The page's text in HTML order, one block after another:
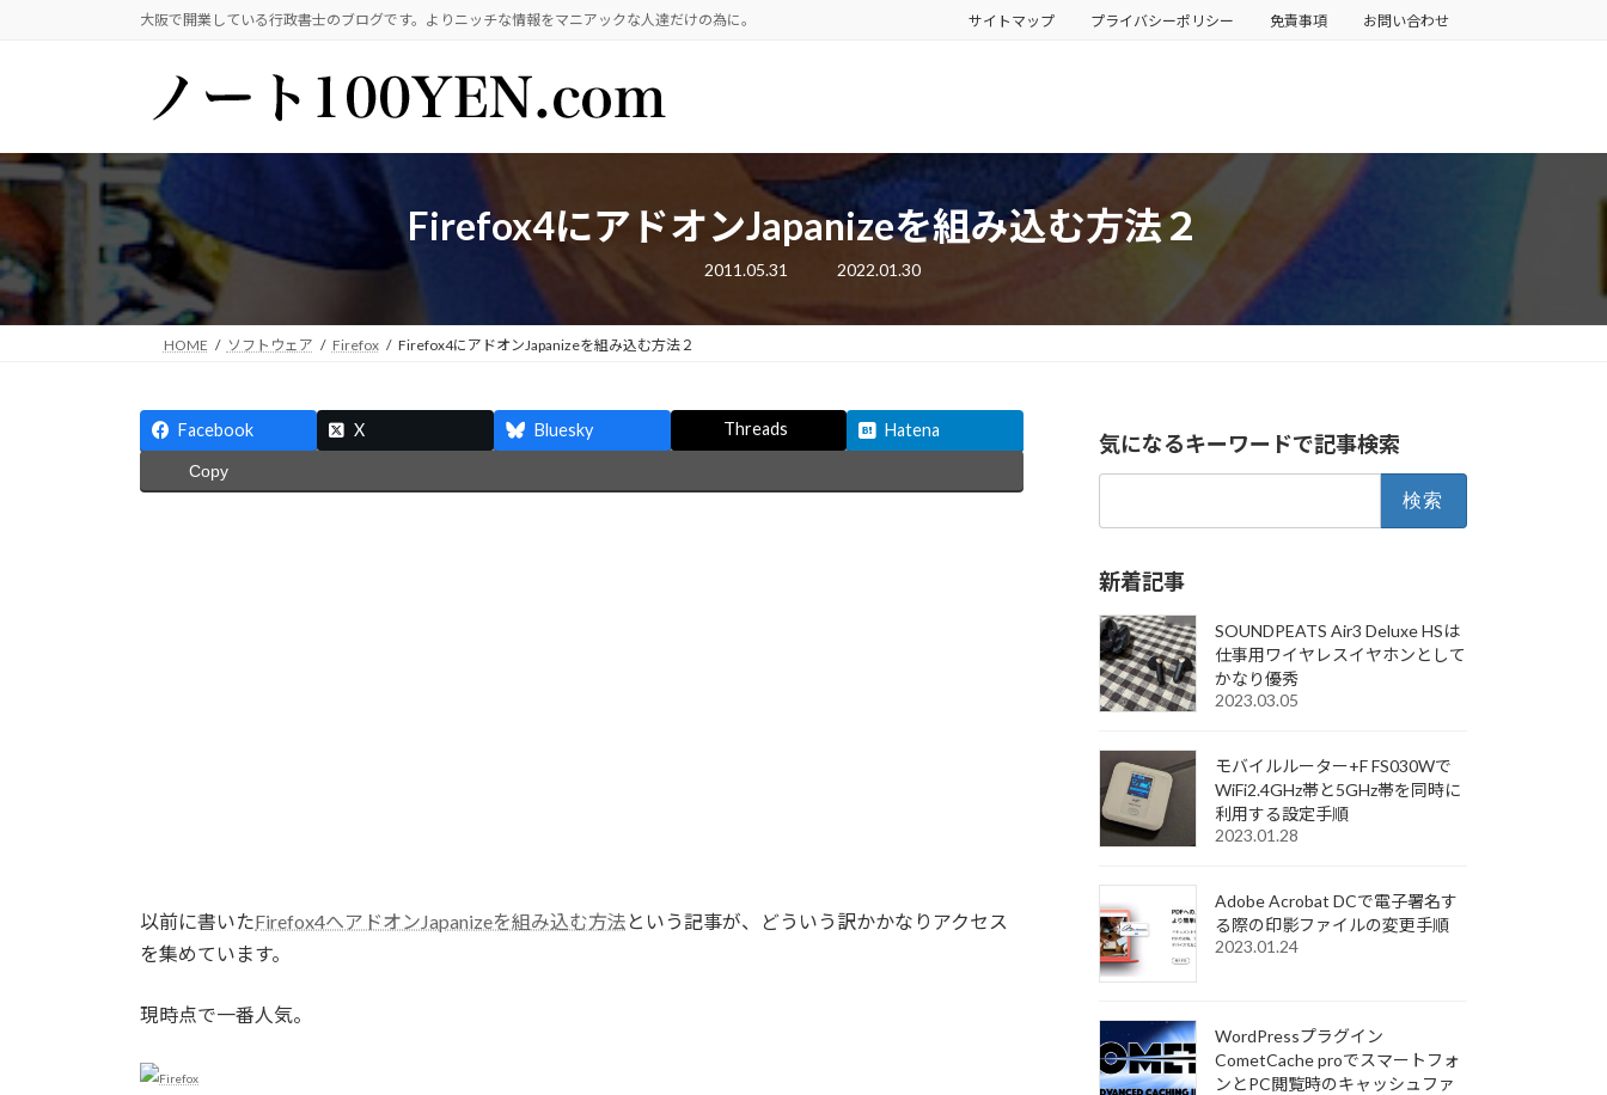
へ
ス
ッ
プ
ョ
ン
移
動
大阪で開業している行政書士のブログです。よりニッチな情報をマニアックな人達だけの為に。 サイトマップ プライバシーポリシー 免責事項 お問い合わせ
Firefox4にアドオンJapanizeを組み込む方法２
2011.05.31
最
2022.01.30
HOME ソフトウェア Firefox Firefox4にアドオンJapanizeを組み込む方法２
Facebook X Bluesky Threads Hatena
Copy
以前に書いたFirefox4へアドオンJapanizeを組み込む方法 という記事が、どういう訳かかなりアクセス
を集めています。
現時点で一番人気。
気になるキーワードで記事検索
新着記事
SOUNDPEATS Air3 Deluxe HSは
仕事用ワイヤレスイヤホンとして
かなり優秀
2023.03.05
モバイルルーター+F FS030Wで
WiFi2.4GHz帯と5GHz帯を同時に
利用する設定手順
2023.01.28
Adobe Acrobat DCで電子署名す
る際の印影ファイルの変更手順
2023.01.24
WordPressプラグイン
CometCache proでスマートフォ
ンとPC閲覧時のキャッシュファ